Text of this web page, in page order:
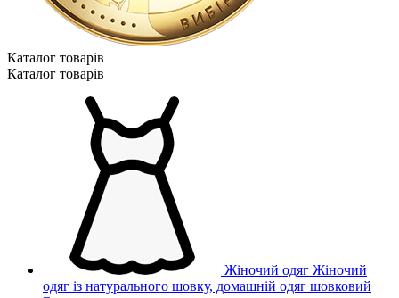
Каталог товарiв
Каталог товарiв
Жіночий одяг Жіночий
одяг із натурального шовку, домашній одяг шовковий